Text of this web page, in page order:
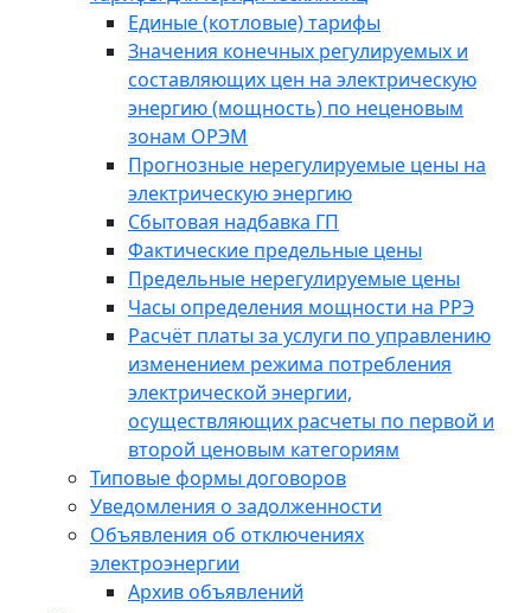
Единые (котловые) тарифы
Значения конечных регулируемых и
составляющих цен на электрическую
энергию (мощность) по неценовым
зонам ОРЭМ
Прогнозные нерегулируемые цены на
электрическую энергию
Сбытовая надбавка ГП
Фактические предельные цены
Предельные нерегулируемые цены
Часы определения мощности на РРЭ
Расчёт платы за услуги по управлению
изменением режима потребления
электрической энергии,
осуществляющих расчеты по первой и
второй ценовым категориям
Типовые формы договоров
Уведомления о задолженности
Объявления об отключениях
электроэнергии
Архив объявлений